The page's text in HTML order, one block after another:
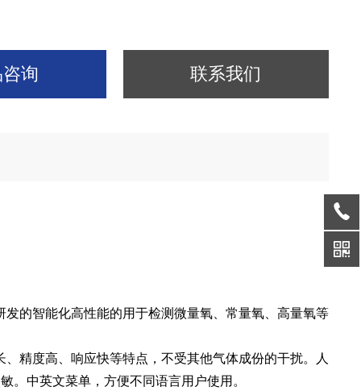
询 联系我们
的智能化高性能的用于检测微量氧、常量氧、高量氧等
精度高、响应快等特点，不受其他气体成份的干扰。人
。中英文菜单，方便不同语言用户使用。